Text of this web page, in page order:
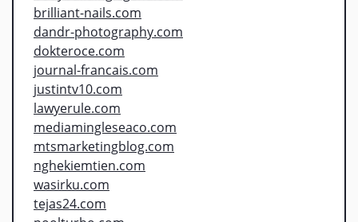
brilliant-nails.com
dandr-photography.com
dokteroce.com
journal-francais.com
justintv10.com
lawyerule.com
mediamingleseaco.com
mtsmarketingblog.com
nghekiemtien.com
wasirku.com
tejas24.com